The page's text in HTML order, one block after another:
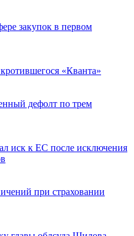
закупок в первом
«Кванта»
дефолт по трем
иск к ЕС после исключения
при страховании